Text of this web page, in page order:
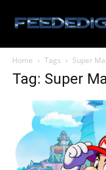
Home Tags Super
Tag: Super